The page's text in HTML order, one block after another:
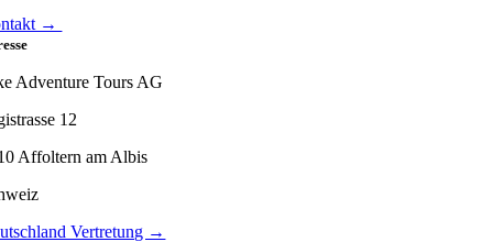
→
Adventure Tours AG
12
Affoltern am Albis
Vertretung →